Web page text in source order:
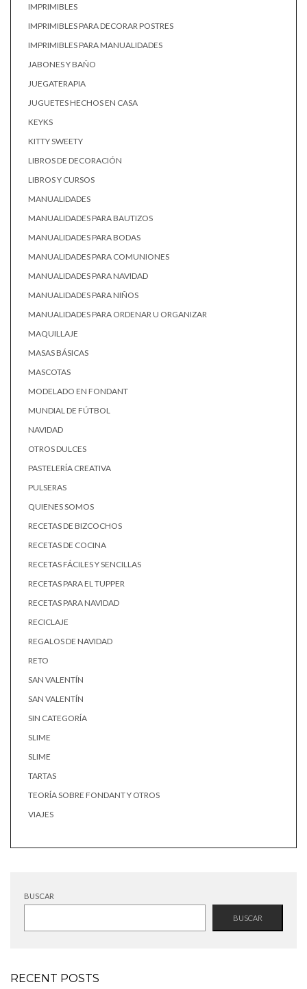
IMPRIMIBLES
IMPRIMIBLES PARA DECORAR POSTRES
IMPRIMIBLES PARA MANUALIDADES
JABONES Y BAÑO
JUEGATERAPIA
JUGUETES HECHOS EN CASA
KEYKS
KITTY SWEETY
LIBROS DE DECORACIÓN
LIBROS Y CURSOS
MANUALIDADES
MANUALIDADES PARA BAUTIZOS
MANUALIDADES PARA BODAS
MANUALIDADES PARA COMUNIONES
MANUALIDADES PARA NAVIDAD
MANUALIDADES PARA NIÑOS
MANUALIDADES PARA ORDENAR U ORGANIZAR
MAQUILLAJE
MASAS BÁSICAS
MASCOTAS
MODELADO EN FONDANT
MUNDIAL DE FÚTBOL
NAVIDAD
OTROS DULCES
PASTELERÍA CREATIVA
PULSERAS
QUIENES SOMOS
RECETAS DE BIZCOCHOS
RECETAS DE COCINA
RECETAS FÁCILES Y SENCILLAS
RECETAS PARA EL TUPPER
RECETAS PARA NAVIDAD
RECICLAJE
REGALOS DE NAVIDAD
RETO
SAN VALENTÍN
SAN VALENTÍN
SIN CATEGORÍA
SLIME
SLIME
TARTAS
TEORÍA SOBRE FONDANT Y OTROS
VIAJES
BUSCAR
BUSCAR
RECENT POSTS